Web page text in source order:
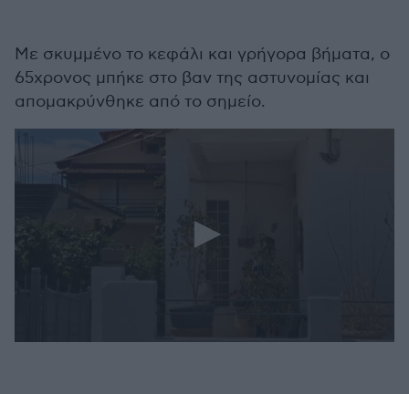
10
seconds
Με σκυμμένο το κεφάλι και γρήγορα βήματα, ο
65χρονος μπήκε στο βαν της αστυνομίας και
απομακρύνθηκε από το σημείο.